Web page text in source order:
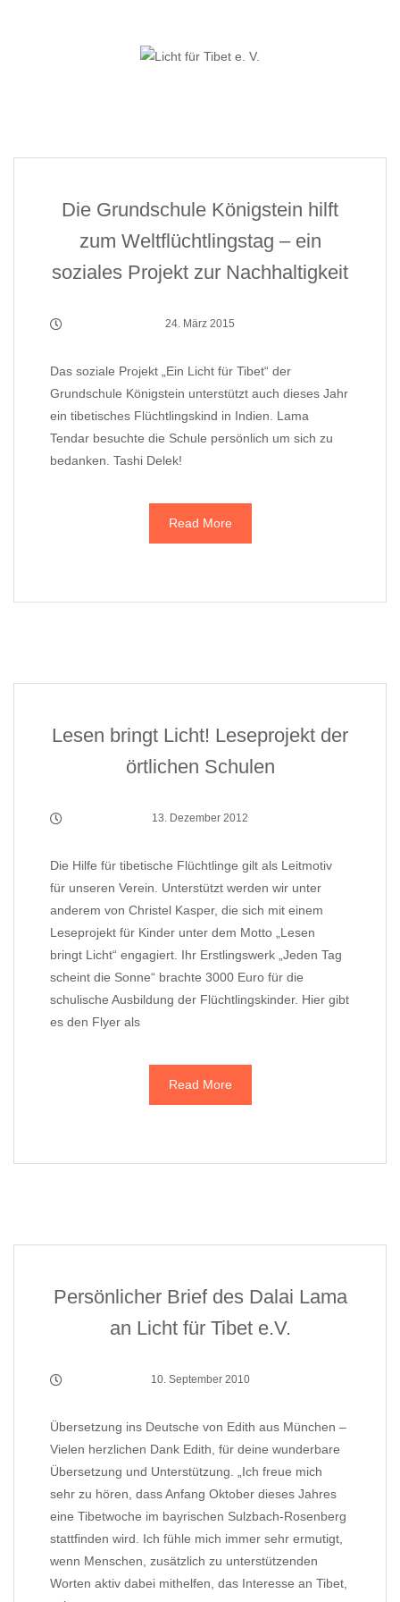
Die Grundschule Königstein hilft
zum Weltflüchtlingstag – ein
soziales Projekt zur Nachhaltigkeit
24. März 2015
Das soziale Projekt „Ein Licht für Tibet“ der
Grundschule Königstein unterstützt auch dieses Jahr
ein tibetisches Flüchtlingskind in Indien. Lama
Tendar besuchte die Schule persönlich um sich zu
bedanken. Tashi Delek!
Read More
Lesen bringt Licht! Leseprojekt der
örtlichen Schulen
13. Dezember 2012
Die Hilfe für tibetische Flüchtlinge gilt als Leitmotiv
für unseren Verein. Unterstützt werden wir unter
anderem von Christel Kasper, die sich mit einem
Leseprojekt für Kinder unter dem Motto „Lesen
bringt Licht“ engagiert. Ihr Erstlingswerk „Jeden Tag
scheint die Sonne“ brachte 3000 Euro für die
schulische Ausbildung der Flüchtlingskinder. Hier gibt
es den Flyer als
Read More
Persönlicher Brief des Dalai Lama
an Licht für Tibet e.V.
10. September 2010
Übersetzung ins Deutsche von Edith aus München –
Vielen herzlichen Dank Edith, für deine wunderbare
Übersetzung und Unterstützung. „Ich freue mich
sehr zu hören, dass Anfang Oktober dieses Jahres
eine Tibetwoche im bayrischen Sulzbach-Rosenberg
stattfinden wird. Ich fühle mich immer sehr ermutigt,
wenn Menschen, zusätzlich zu unterstützenden
Worten aktiv dabei mithelfen, das Interesse an Tibet,